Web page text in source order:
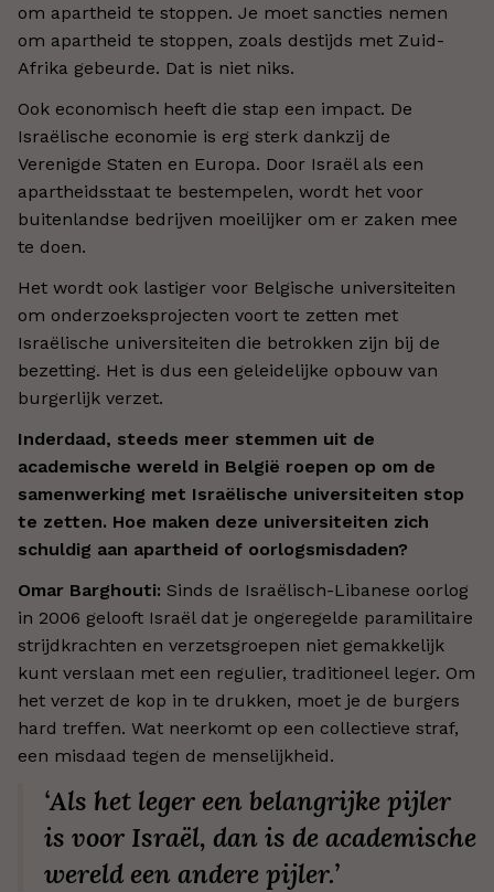
om apartheid te stoppen. Je moet sancties nemen
om apartheid te stoppen, zoals destijds met Zuid-
Afrika gebeurde. Dat is niet niks.
Ook economisch heeft die stap een impact. De
Israëlische economie is erg sterk dankzij de
Verenigde Staten en Europa. Door Israël als een
apartheidsstaat te bestempelen, wordt het voor
buitenlandse bedrijven moeilijker om er zaken mee
te doen.
Het wordt ook lastiger voor Belgische universiteiten
om onderzoeksprojecten voort te zetten met
Israëlische universiteiten die betrokken zijn bij de
bezetting. Het is dus een geleidelijke opbouw van
burgerlijk verzet.
Inderdaad, steeds meer stemmen uit de
academische wereld in België roepen op om de
samenwerking met Israëlische universiteiten stop
te zetten. Hoe maken deze universiteiten zich
schuldig aan apartheid of oorlogsmisdaden?
Omar Barghouti: Sinds de Israëlisch-Libanese oorlog
in 2006 gelooft Israël dat je ongeregelde paramilitaire
strijdkrachten en verzetsgroepen niet gemakkelijk
kunt verslaan met een regulier, traditioneel leger. Om
het verzet de kop in te drukken, moet je de burgers
hard treffen. Wat neerkomt op een collectieve straf,
een misdaad tegen de menselijkheid.
‘Als het leger een belangrijke pijler
is voor Israël, dan is de academische
wereld een andere pijler.’